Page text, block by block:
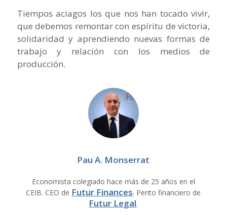
Tiempos aciagos los que nos han tocado vivir,
que debemos remontar con espíritu de victoria,
solidaridad y aprendiendo nuevas formas de
trabajo y relación con los medios de
producción.
Pau A. Monserrat
Economista colegiado hace más de 25 años en el
CEIB. CEO de Futur Finances. Perito financiero de
Futur Legal.